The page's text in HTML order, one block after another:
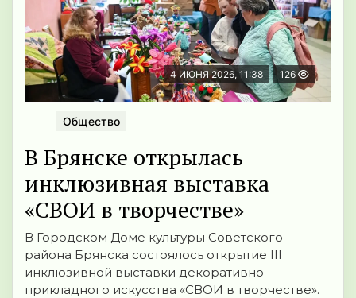
4 ИЮНЯ 2026, 11:38 126
Общество
В Брянске открылась
инклюзивная выставка
«СВОИ в творчестве»
В Городском Доме культуры Советского
района Брянска состоялось открытие III
инклюзивной выставки декоративно-
прикладного искусства «СВОИ в творчестве».